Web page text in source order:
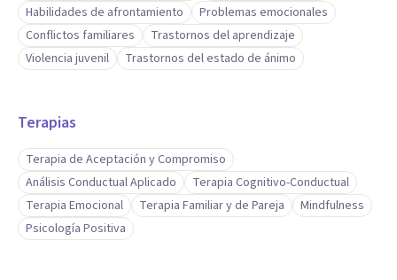
Habilidades de afrontamiento
Problemas emocionales
Conflictos familiares
Trastornos del aprendizaje
Violencia juvenil
Trastornos del estado de ánimo
Terapias
Terapia de Aceptación y Compromiso
Análisis Conductual Aplicado
Terapia Cognitivo-Conductual
Terapia Emocional
Terapia Familiar y de Pareja
Mindfulness
Psicología Positiva